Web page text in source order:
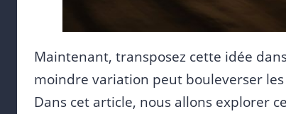
Maintenant, transposez cette idée
moindre variation peut bouleverser
Dans cet article, nous allons explorer